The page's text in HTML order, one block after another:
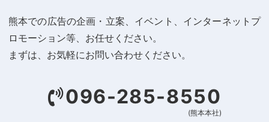
熊本での広告の企画・立案、イベント、インターネットプ
ロモーション等、お任せください。
まずは、お気軽にお問い合わせください。
096-285-8550
(熊本本社)